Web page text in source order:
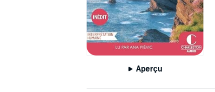
Aperçu